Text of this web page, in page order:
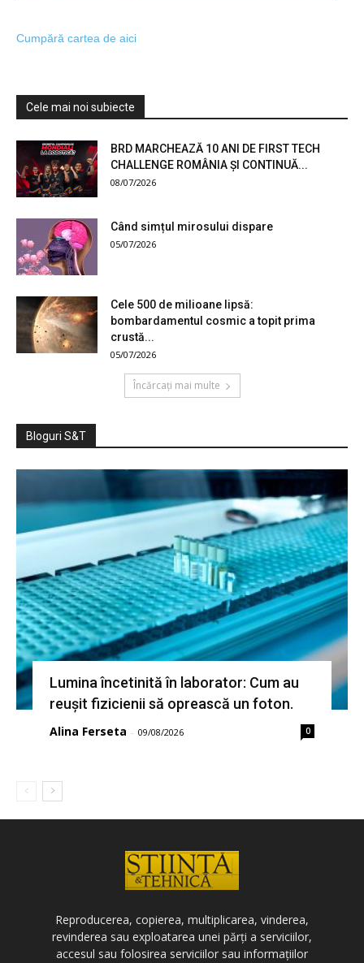
Cumpără cartea de aici
Cele mai noi subiecte
BRD MARCHEAZĂ 10 ANI DE FIRST TECH
CHALLENGE ROMÂNIA ȘI CONTINUĂ...
08/07/2026
Când simțul mirosului dispare
05/07/2026
Cele 500 de milioane lipsă:
bombardamentul cosmic a topit prima
crustă...
05/07/2026
Încărcați mai multe
Bloguri S&T
Lumina încetinită în laborator: Cum au
reușit fizicienii să oprească un foton.
Alina Ferseta - 09/08/2026 0
Reproducerea, copierea, multiplicarea, vinderea,
revinderea sau exploatarea unei părți a serviciilor,
accesul sau folosirea serviciilor sau informațiilor